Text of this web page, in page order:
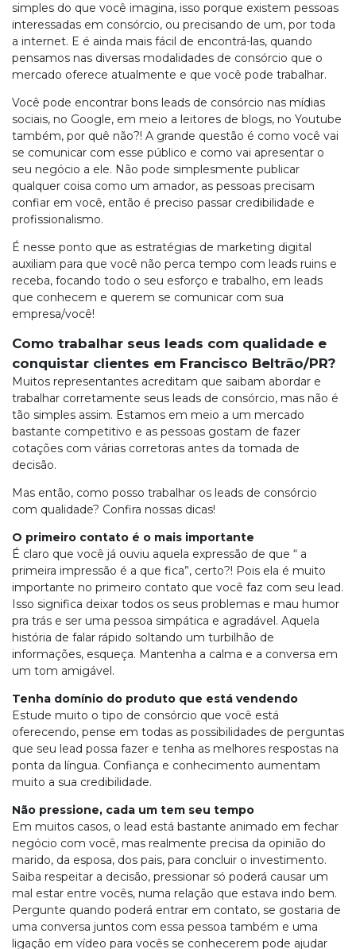
simples do que você imagina, isso porque existem pessoas
interessadas em consórcio, ou precisando de um, por toda
a internet. E é ainda mais fácil de encontrá-las, quando
pensamos nas diversas modalidades de consórcio que o
mercado oferece atualmente e que você pode trabalhar.
Você pode encontrar bons leads de consórcio nas mídias
sociais, no Google, em meio a leitores de blogs, no Youtube
também, por quê não?! A grande questão é como você vai
se comunicar com esse público e como vai apresentar o
seu negócio a ele. Não pode simplesmente publicar
qualquer coisa como um amador, as pessoas precisam
confiar em você, então é preciso passar credibilidade e
profissionalismo.
É nesse ponto que as estratégias de marketing digital
auxiliam para que você não perca tempo com leads ruins e
receba, focando todo o seu esforço e trabalho, em leads
que conhecem e querem se comunicar com sua
empresa/você!
Como trabalhar seus leads com qualidade e
conquistar clientes em Francisco Beltrão/PR?
Muitos representantes acreditam que saibam abordar e
trabalhar corretamente seus leads de consórcio, mas não é
tão simples assim. Estamos em meio a um mercado
bastante competitivo e as pessoas gostam de fazer
cotações com várias corretoras antes da tomada de
decisão.
Mas então, como posso trabalhar os leads de consórcio
com qualidade? Confira nossas dicas!
O primeiro contato é o mais importante
É claro que você já ouviu aquela expressão de que “ a
primeira impressão é a que fica”, certo?! Pois ela é muito
importante no primeiro contato que você faz com seu lead.
Isso significa deixar todos os seus problemas e mau humor
pra trás e ser uma pessoa simpática e agradável. Aquela
história de falar rápido soltando um turbilhão de
informações, esqueça. Mantenha a calma e a conversa em
um tom amigável.
Tenha domínio do produto que está vendendo
Estude muito o tipo de consórcio que você está
oferecendo, pense em todas as possibilidades de perguntas
que seu lead possa fazer e tenha as melhores respostas na
ponta da língua. Confiança e conhecimento aumentam
muito a sua credibilidade.
Não pressione, cada um tem seu tempo
Em muitos casos, o lead está bastante animado em fechar
negócio com você, mas realmente precisa da opinião do
marido, da esposa, dos pais, para concluir o investimento.
Saiba respeitar a decisão, pressionar só poderá causar um
mal estar entre vocês, numa relação que estava indo bem.
Pergunte quando poderá entrar em contato, se gostaria de
uma conversa juntos com essa pessoa também e uma
ligação em vídeo para vocês se conhecerem pode ajudar